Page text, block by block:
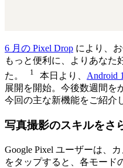
6 月の Pixel Drop により、
もっと便利に、よりあなた
た。
1 本日より、 Android
展開を開始。今後数週間を
今回の主な新機能をご紹介
写真撮影のスキルをさ
Google Pixel ユーザーは、
をタップすると、各モード